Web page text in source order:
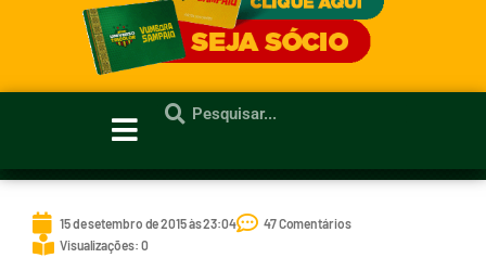
15 de setembro de 2015 às 23:04
47 Comentários
Visualizações: 0